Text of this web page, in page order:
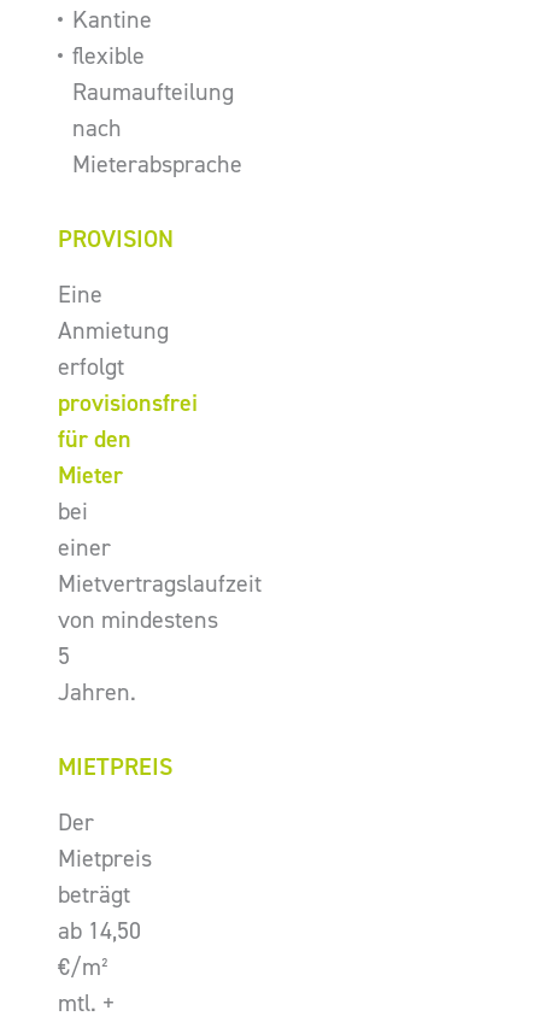
Kantine
flexible
Raumaufteilung
nach
Mieterabsprache
PROVISION
Eine
Anmietung
erfolgt
provisionsfrei
für den
Mieter
bei
einer
Mietvertragslaufzeit
von mindestens
5
Jahren.
MIETPREIS
Der
Mietpreis
beträgt
ab 14,50
€/m²
mtl. +